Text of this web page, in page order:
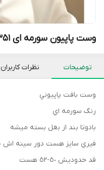
وست پاپیون سورمه ای 0351
توضیحات نظرات کاربران
وست بافت پاپيوني
رنگ سورمه اي
بادوتا بند از بغل بسته ميشه
فيري سايز هست دور سينه اش ١٠٠ هست كه محدوديت سايز نداره
قد حدوديش ٥٠-٥٢ هست